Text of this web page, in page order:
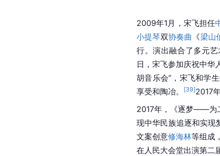
2009年1月，宋飞担任
小提琴双协奏曲 《梁山
行。演出融合了多元
日，宋飞参加庆祝中华
胡音乐会”，宋飞和学
享受和陶冶。
[39]2017
2017年，《逐梦——为
现中华民族追逐和实现
文案创意修海林等组成
在人民大会堂出演第二